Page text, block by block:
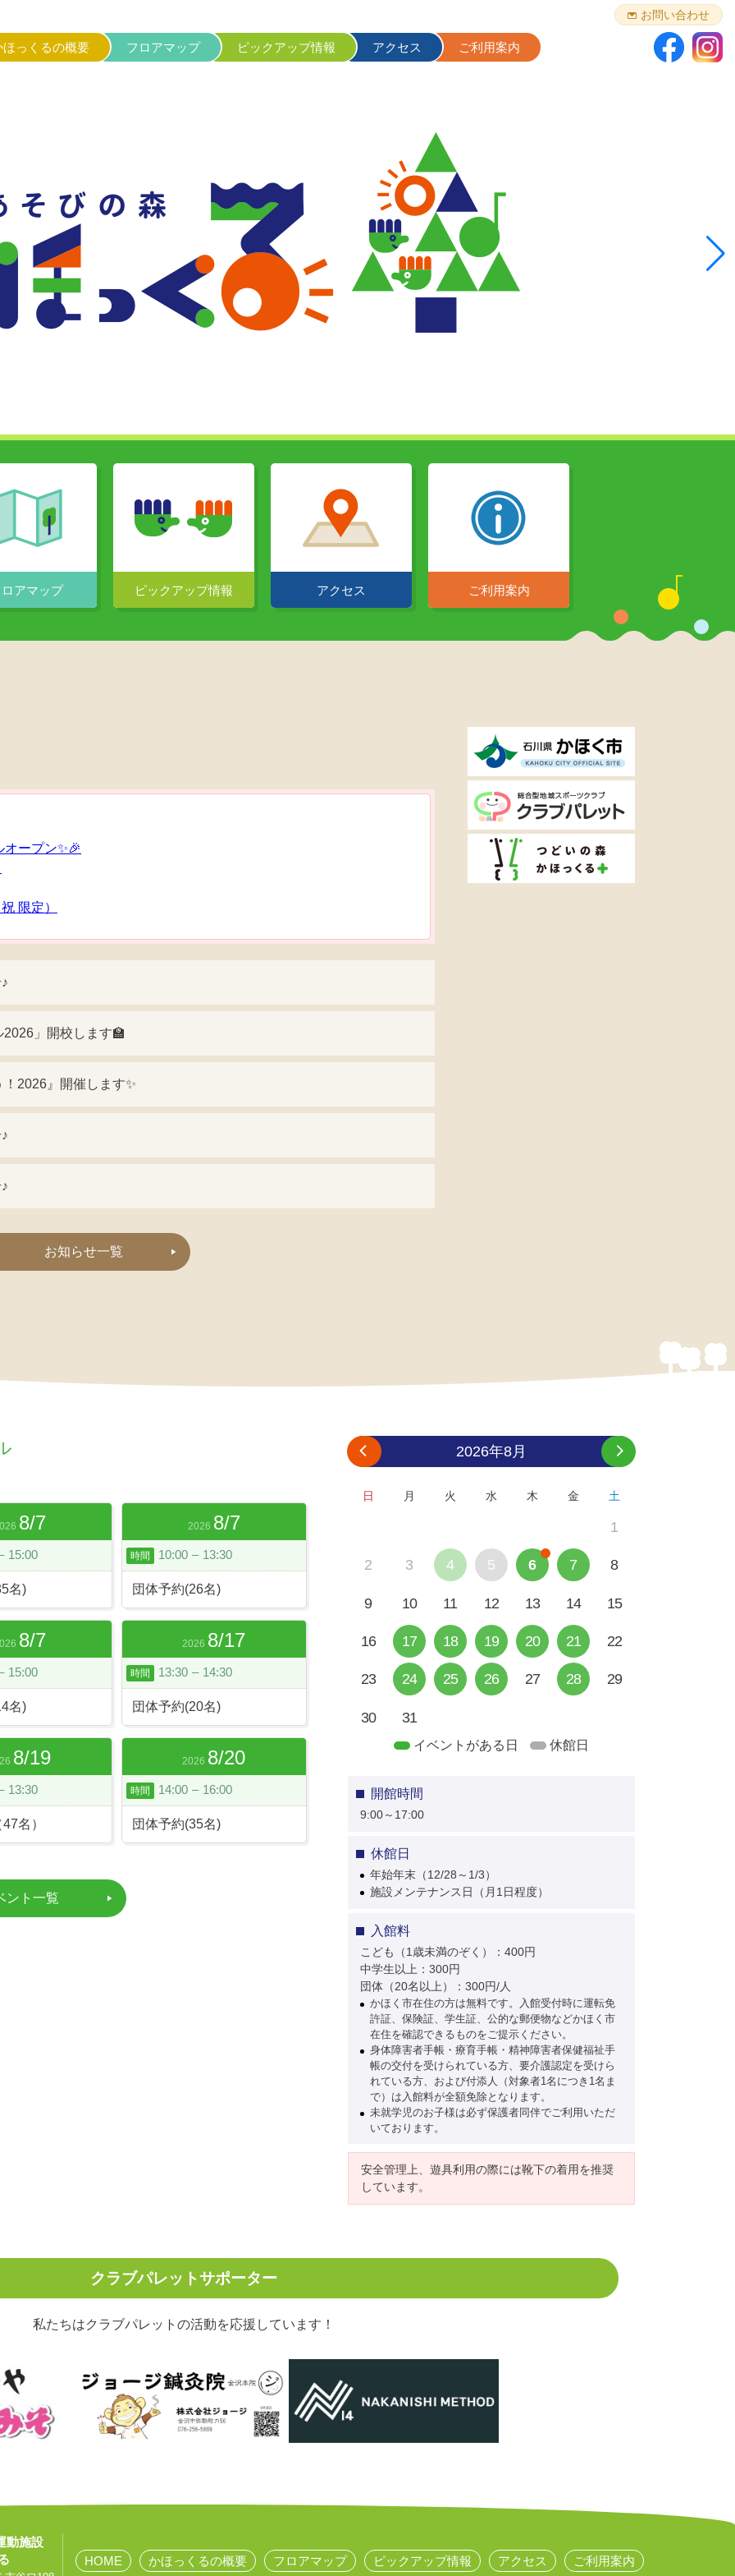
ほっくるの概要 フロアマップ ピックアップ情報 アクセス ご利用案内
お問い合わせ
アマップ ピックアップ情報 アクセス ご利用案内
ープン✨🎉
限定）
」開校します🏫
2026』開催します✨
お知らせ一覧
8/7
15:00
名)
2026 8/7
時間 10:00 – 13:30
団体予約(26名)
8/7
15:00
名)
2026 8/17
時間 13:30 – 14:30
団体予約(20名)
8/19
13:30
名）
2026 8/20
時間 14:00 – 16:00
団体予約(35名)
ント一覧
2026年8月
日 月 火 水 木 金 土
1
2 3 4 5 6 7 8
9 10 11 12 13 14 15
16 17 18 19 20 21 22
23 24 25 26 27 28 29
30 31
イベントがある日 休館日
開館時間
9:00～17:00
休館日
年始年末（12/28～1/3）
施設メンテナンス日（月1日程度）
入館料
こども（1歳未満のぞく）：400円
中学生以上：300円
団体（20名以上）：300円/人
かほく市在住の方は無料です。入館受付時に運転免
許証、保険証、学生証、公的な郵便物などかほく市
在住を確認できるものをご提示ください。
身体障害者手帳・療育手帳・精神障害者保健福祉手
帳の交付を受けられている方、要介護認定を受けら
れている方、および付添人（対象者1名につき1名ま
で）は入館料が全額免除となります。
未就学児のお子様は必ず保護者同伴でご利用いただ
いております。
安全管理上、遊具利用の際には靴下の着用を推奨
しています。
クラブパレットサポーター
私たちはクラブパレットの活動を応援しています！
動施設
HOME かほっくるの概要 フロアマップ ピックアップ情報 アクセス ご利用案内